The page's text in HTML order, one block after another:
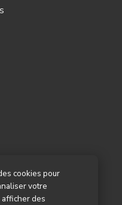
cookies pour
votre
des